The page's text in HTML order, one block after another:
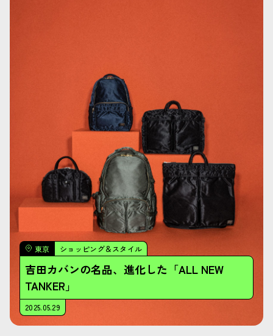
東京 ショッピング＆スタイル
吉田カバンの名品、進化した「ALL NEW
TANKER」
2025.05.29